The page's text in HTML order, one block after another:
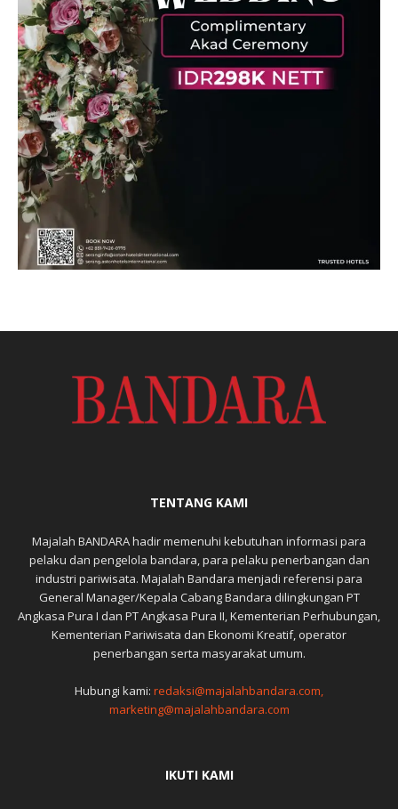
TENTANG KAMI
Majalah BANDARA hadir memenuhi kebutuhan informasi para
pelaku dan pengelola bandara, para pelaku penerbangan dan
industri pariwisata. Majalah Bandara menjadi referensi para
General Manager/Kepala Cabang Bandara dilingkungan PT
Angkasa Pura I dan PT Angkasa Pura II, Kementerian Perhubungan,
Kementerian Pariwisata dan Ekonomi Kreatif, operator
penerbangan serta masyarakat umum.
Hubungi kami: redaksi@majalahbandara.com,
marketing@majalahbandara.com
IKUTI KAMI